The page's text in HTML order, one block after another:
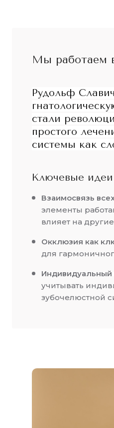
Мы работаем
Рудольф
стали
простого
системы как
Ключевые идеи
Взаимосвязь
элементы
влияет на
Окклюзия как
для
Индивидуальный
учитывать
зубочелюстной